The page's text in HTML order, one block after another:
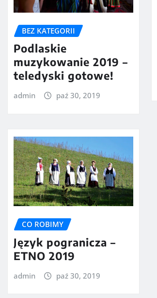
BEZ KATEGORII
Podlaskie
muzykowanie 2019 –
teledyski gotowe!
admin paź 30, 2019
CO ROBIMY
Język pogranicza –
ETNO 2019
admin paź 30, 2019